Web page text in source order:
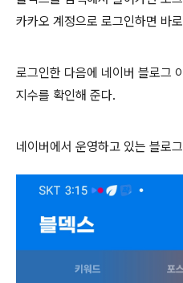
카카오 계정으로 로그인하면 바
로그인한 다음에 네이버 블로그
지수를 확인해 준다.
네이버에서 운영하고 있는 블로